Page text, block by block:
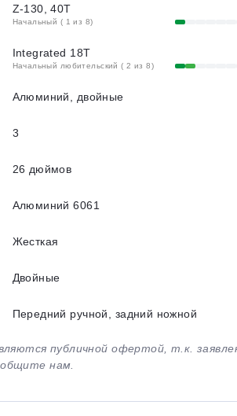
Z-130, 40T
Начальный ( 1 из 8)
Integrated 18T
Начальный любительский ( 2 из 8)
Алюминий, двойные
3
26 дюймов
Алюминий 6061
Жесткая
Двойные
Передний ручной, задний ножной
публичной офертой, т.к.
нам.